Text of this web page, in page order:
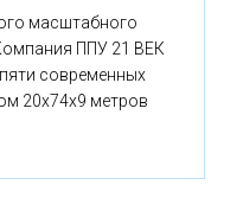
масштабного
ППУ 21 ВЕК
современных
20x74x9 метров